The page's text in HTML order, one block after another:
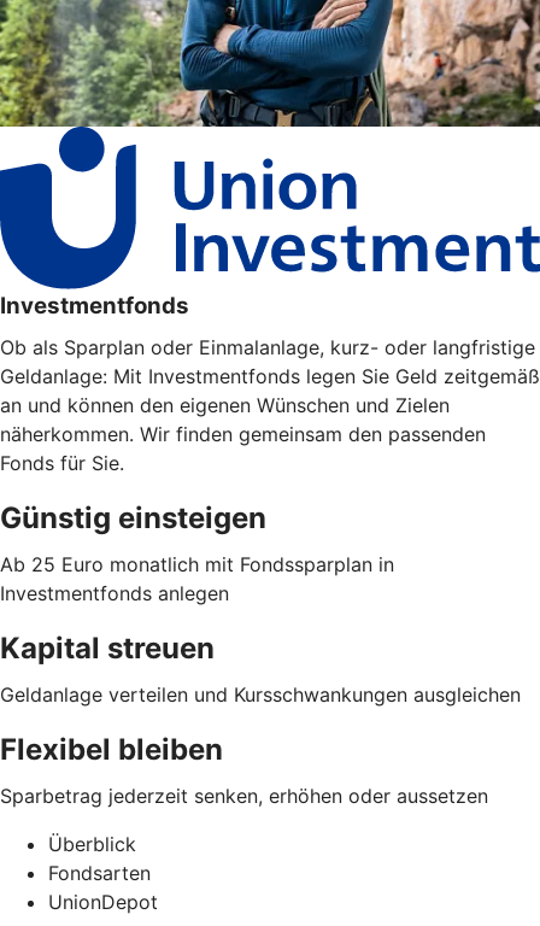
Investmentfonds
Ob als Sparplan oder Einmalanlage, kurz- oder langfristige
Geldanlage: Mit Investmentfonds legen Sie Geld zeitgemäß
an und können den eigenen Wünschen und Zielen
näherkommen. Wir finden gemeinsam den passenden
Fonds für Sie.
Günstig einsteigen
Ab 25 Euro monatlich mit Fondssparplan in
Investmentfonds anlegen
Kapital streuen
Geldanlage verteilen und Kursschwankungen ausgleichen
Flexibel bleiben
Sparbetrag jederzeit senken, erhöhen oder aussetzen
Überblick
Fondsarten
UnionDepot